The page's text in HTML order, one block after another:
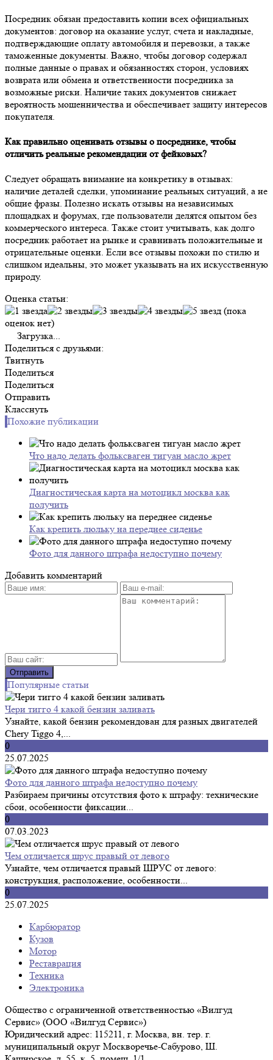
Посредник обязан предоставить копии всех официальных
документов: договор на оказание услуг, счета и накладные,
подтверждающие оплату автомобиля и перевозки, а также
таможенные документы. Важно, чтобы договор содержал
полные данные о правах и обязанностях сторон, условиях
возврата или обмена и ответственности посредника за
возможные риски. Наличие таких документов снижает
вероятность мошенничества и обеспечивает защиту интересов
покупателя.
Как правильно оценивать отзывы о посреднике, чтобы
отличить реальные рекомендации от фейковых?
Следует обращать внимание на конкретику в отзывах:
наличие деталей сделки, упоминание реальных ситуаций, а не
общие фразы. Полезно искать отзывы на независимых
площадках и форумах, где пользователи делятся опытом без
коммерческого интереса. Также стоит учитывать, как долго
посредник работает на рынке и сравнивать положительные и
отрицательные оценки. Если все отзывы похожи по стилю и
слишком идеальны, это может указывать на их искусственную
природу.
Оценка статьи:
(пока
оценок нет)
Загрузка...
Поделиться с друзьями:
Твитнуть
Поделиться
Поделиться
Отправить
Класснуть
Похожие публикации
Что надо делать фольксваген тигуан масло жрет
Диагностическая карта на мотоцикл москва как
получить
Как крепить люльку на переднее сиденье
Фото для данного штрафа недоступно почему
Добавить комментарий
Популярные статьи
Чери тигго 4 какой бензин заливать
Узнайте, какой бензин рекомендован для разных двигателей
Chery Tiggo 4,...
0
25.07.2025
Фото для данного штрафа недоступно почему
Разбираем причины отсутствия фото к штрафу: технические
сбои, особенности фиксации...
0
07.03.2023
Чем отличается шрус правый от левого
Узнайте, чем отличается правый ШРУС от левого:
конструкция, расположение, особенности...
0
25.07.2025
Карбюратор
Кузов
Мотор
Реставрация
Техника
Электроника
Общество с ограниченной ответственностью «Вилгуд
Сервис» (ООО «Вилгуд Сервис»)
Юридический адрес: 115211, г. Москва, вн. тер. г.
муниципальный округ Москворечье-Сабурово, Ш.